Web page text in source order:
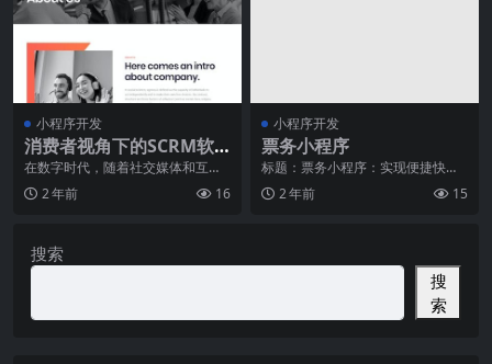
小程序开发
消费者视角下的SCRM软
件市场趋势
在数字时代，随着社交媒体和互联
网的普及，消费者对企业的交互方
式已经发生了根本性的
2 年前 16
小程序开发
票务小程序
标题：票务小程序：实现便捷快速
的票务服务摘要：随着移动互联网
的快速发展，票务行业
2 年前 15
搜索
搜
索